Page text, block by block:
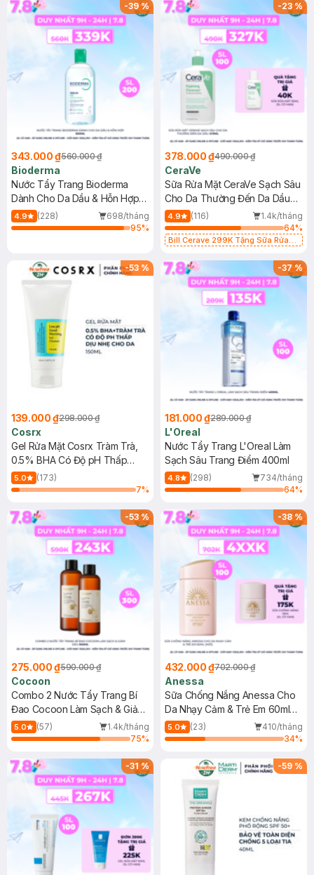
-39%
343.000 ₫560.000 ₫
Bioderma
Nước Tẩy Trang Bioderma
Dành Cho Da Dầu & Hỗn Hợp
500ml
4.9 (228)
698/tháng
95%
-23%
378.000 ₫490.000 ₫
CeraVe
Sữa Rửa Mặt CeraVe Sạch Sâu
Cho Da Thường Đến Da Dầu
473ml
4.9 (116)
1.4k/tháng
64%
Bill Cerave 299K Tặng Sữa Rửa
-53 %
139.000 ₫298.000 ₫
Cosrx
Gel Rửa Mặt Cosrx Tràm Trà,
0.5% BHA Có Độ pH Thấp
150ml
5.0
(173)
7%
-37%
181.000 ₫289.000 ₫
L'Oreal
Nước Tẩy Trang L'Oreal Làm
Sạch Sâu Trang Điểm 400ml
4.8 (298)
734/tháng
64%
-53%
275.000 ₫590.000 ₫
Cocoon
Combo 2 Nước Tẩy Trang Bí
Đao Cocoon Làm Sạch & Giảm
Dầu 500ml
5.0 (57)
1.4k/tháng
75%
-38%
432.000 ₫702.000 ₫
Anessa
Sữa Chống Nắng Anessa Cho
Da Nhạy Cảm & Trẻ Em 60ml
(Mới)
5.0 (23)
410/tháng
34%
-31% -59 %